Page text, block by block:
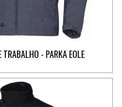
TRABALHO - PARKA EOLE